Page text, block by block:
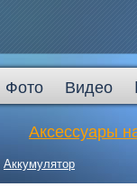
Фото Видео
Аксессуары
Аккумулятор